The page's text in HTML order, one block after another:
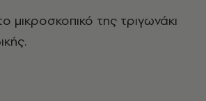
της τριγωνάκι